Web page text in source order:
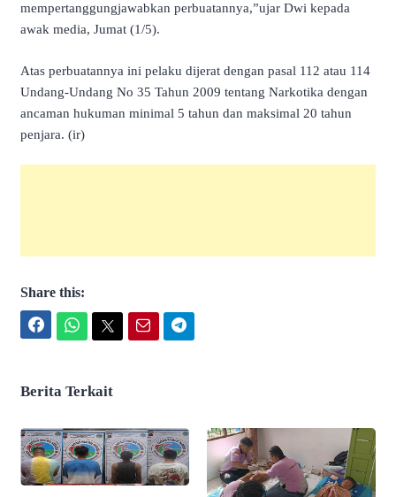
mempertanggungjawabkan perbuatannya,”ujar Dwi kepada
awak media, Jumat (1/5).
Atas perbuatannya ini pelaku dijerat dengan pasal 112 atau 114
Undang-Undang No 35 Tahun 2009 tentang Narkotika dengan
ancaman hukuman minimal 5 tahun dan maksimal 20 tahun
penjara. (ir)
Share this:
Berita Terkait